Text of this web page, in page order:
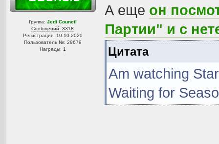
Группа: Jedi Council
Сообщений: 3318
Регистрация: 10.10.2020
Пользователь №: 29679
Награды: 1
А еще он
Партии" и с
Цитата
Am watching
Waiting for